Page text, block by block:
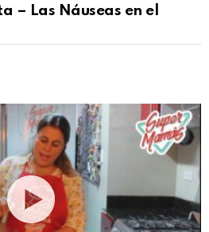
– Las Náuseas en el